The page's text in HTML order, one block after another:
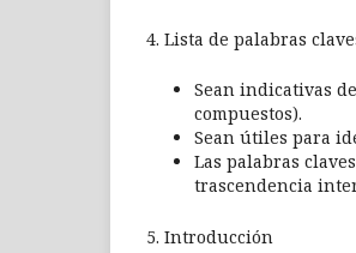
4. Lista de palabras
Sean indicativas
compuestos).
Sean útiles para
Las palabras
trascendencia
5. Introducción